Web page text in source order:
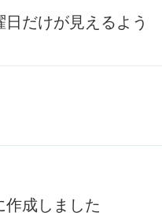
だけが見えるよう
作成しました